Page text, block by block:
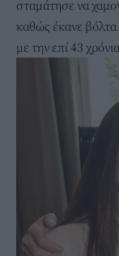
σταμάτησε να
καθώς έκανε βόλτα
με την επί 43